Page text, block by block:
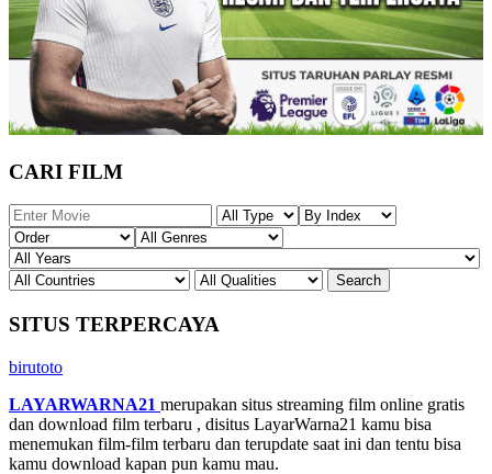
CARI FILM
SITUS TERPERCAYA
birutoto
LAYARWARNA21 merupakan situs streaming film online gratis
dan download film terbaru , disitus LayarWarna21 kamu bisa
menemukan film-film terbaru dan terupdate saat ini dan tentu bisa
kamu download kapan pun kamu mau.